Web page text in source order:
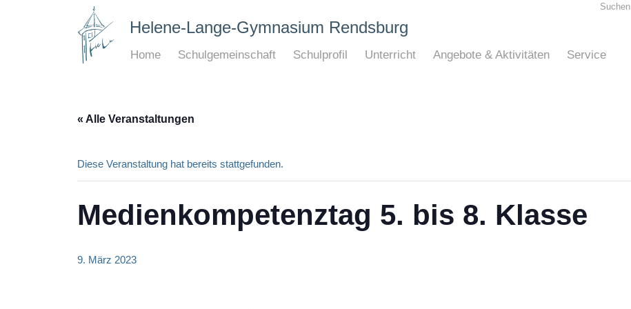
Suchen
Helene-Lange-Gymnasium Rendsburg
Home Schulgemeinschaft Schulprofil Unterricht Angebote & Aktivitäten Service
« Alle Veranstaltungen
Diese Veranstaltung hat bereits stattgefunden.
Medienkompetenztag 5. bis 8. Klasse
9. März 2023